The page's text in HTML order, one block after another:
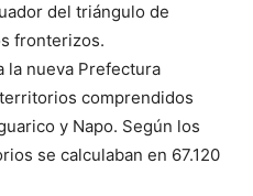
del triángulo de
fronterizos.
la nueva Prefectura
comprendidos
y Napo. Según los
se calculaban en 67.120